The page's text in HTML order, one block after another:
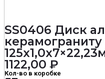
SS0406 Диск
керамограниту
1122,00 ₽
Кол-во в коробке